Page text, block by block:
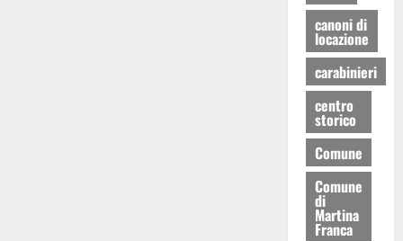
canoni di
locazione
carabinieri
centro
storico
Comune
Comune
di
Martina
Franca